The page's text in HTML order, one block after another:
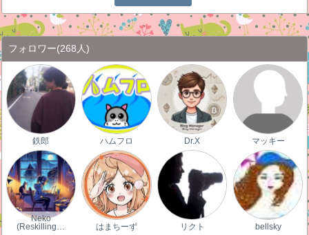
フォロワー(268人)
鉄郎 ハムフロ Dr.X マッキー
Neko
(Reskilling…
はまちーず リクト bellsky